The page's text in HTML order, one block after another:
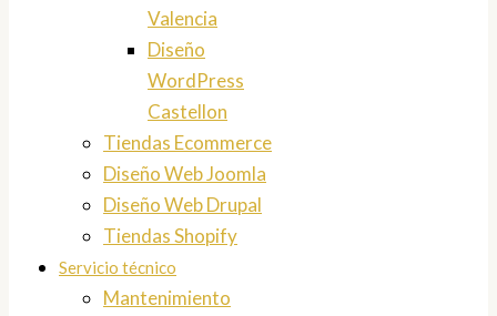
Valencia
Diseño
WordPress
Castellon
Tiendas Ecommerce
Diseño Web Joomla
Diseño Web Drupal
Tiendas Shopify
Servicio técnico
Mantenimiento